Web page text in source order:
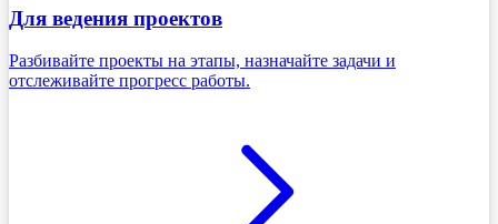
Для ведения проектов
Разбивайте проекты на этапы, назначайте задачи и
отслеживайте прогресс работы.